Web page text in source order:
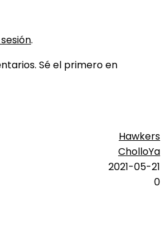
.
Sé el primero en
Hawkers
CholloYa
2021-05-21
0